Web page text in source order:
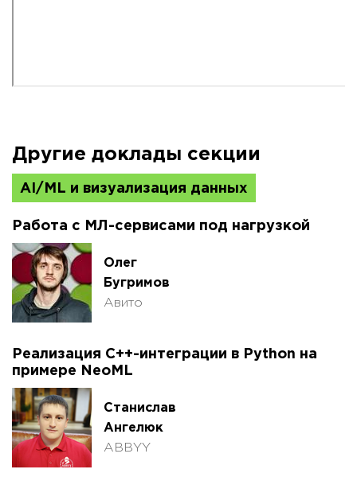
Другие доклады секции
AI/ML и визуализация данных
Работа с МЛ-сервисами под нагрузкой
Олег
Бугримов
Авито
Реализация С++-интеграции в Python на
примере NeoML
Станислав
Ангелюк
ABBYY